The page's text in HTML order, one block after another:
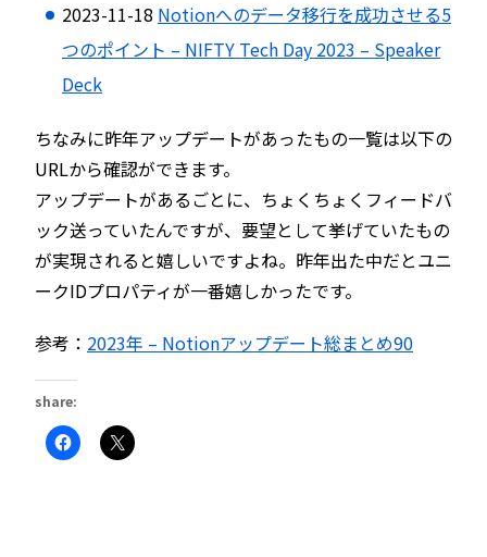
2023-11-18 Notionへのデータ移行を成功させる5
つのポイント – NIFTY Tech Day 2023 – Speaker
Deck
ちなみに昨年アップデートがあったもの一覧は以下の
URLから確認ができます。
アップデートがあるごとに、ちょくちょくフィードバ
ック送っていたんですが、要望として挙げていたもの
が実現されると嬉しいですよね。昨年出た中だとユニ
ークIDプロパティが一番嬉しかったです。
参考： 2023年 – Notionアップデート総まとめ90
share:
Facebook
で
ク
リ